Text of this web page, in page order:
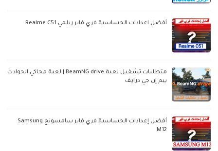
أفضل اعدادات الحساسية فري فاير ريلمي Realme C51
متطلبات تشغيل لعبة BeamNG drive | لعبة محاكي الحوادث
بيم إن جي درايف
أفضل إعدادات الحساسية فري فاير سامسونج Samsung
M12